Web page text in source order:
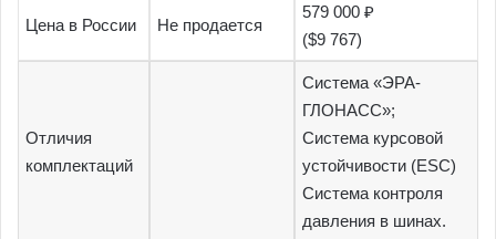
Цена в России Не продается
579 000 ₽
($9 767)
Отличия
комплектаций
Система «ЭРА-
ГЛОНАСС»;
Система курсовой
устойчивости (ESC)
Система контроля
давления в шинах.